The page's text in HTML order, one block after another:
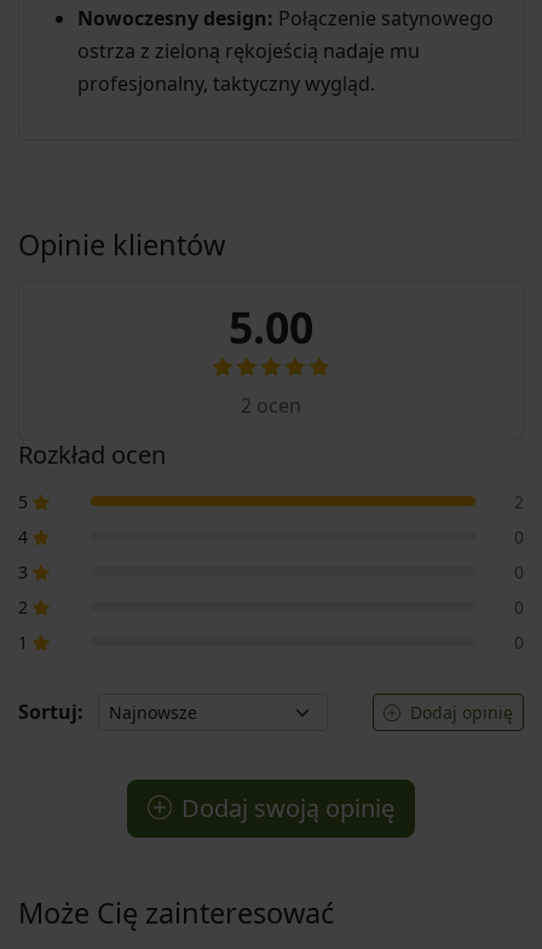
Nowoczesny design: Połączenie satynowego
ostrza z zieloną rękojeścią nadaje mu
profesjonalny, taktyczny wygląd.
Opinie klientów
5.00
2 ocen
Rozkład ocen
5
2
4
0
3
0
2
0
1
0
Sortuj: Dodaj opinię
Dodaj swoją opinię
Może Cię zainteresować